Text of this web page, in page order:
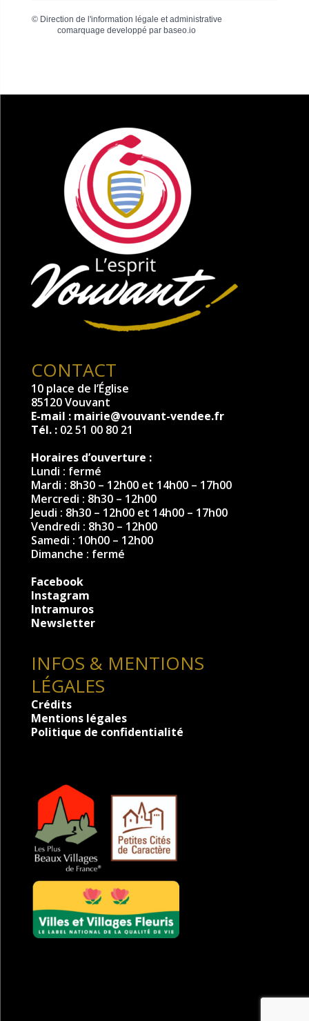
© Direction de l'information légale et administrative
comarquage developpé par baseo.io
CONTACT
10 place de l’Église
85120 Vouvant
E-mail : mairie@vouvant-vendee.fr
Tél. : 02 51 00 80 21
Horaires d’ouverture :
Lundi : fermé
Mardi : 8h30 – 12h00 et 14h00 – 17h00
Mercredi : 8h30 – 12h00
Jeudi : 8h30 – 12h00 et 14h00 – 17h00
Vendredi : 8h30 – 12h00
Samedi : 10h00 – 12h00
Dimanche : fermé
Facebook
Instagram
Intramuros
Newsletter
INFOS & MENTIONS
LÉGALES
Crédits
Mentions légales
Politique de confidentialité